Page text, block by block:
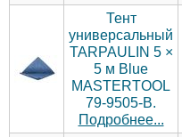
Тент
универсальный
TARPAULIN 5 ×
5 м Blue
MASTERTOOL
79-9505-В.
Подробнее...